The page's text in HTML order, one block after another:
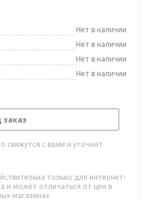
Нет в наличии
Нет в наличии
Нет в наличии
Нет в наличии
заказ
с вами и уточнят
только для интернет-
и может отличаться от цен в
магазинах